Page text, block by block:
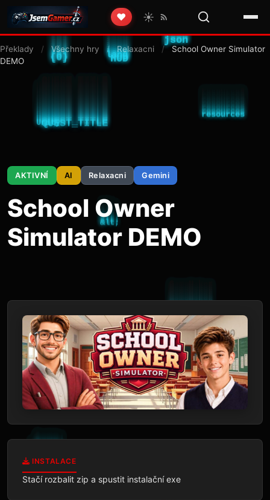
❤️ ☀️
Překlady / Všechny hry / Relaxacni /
School Owner Simulator
DEMO
AKTIVNÍ AI Relaxacni Gemini
School Owner
Simulator DEMO
INSTALACE
Stačí rozbalit zip a spustit instalační exe